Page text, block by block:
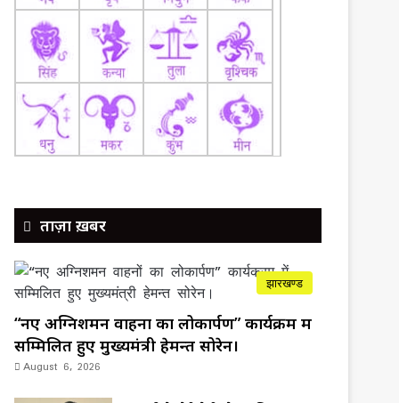
ताज़ा ख़बर
झारखण्ड
“नए अग्निशमन वाहनों का लोकार्पण” कार्यक्रम में
सम्मिलित हुए मुख्यमंत्री हेमन्त सोरेन।
August 6, 2026